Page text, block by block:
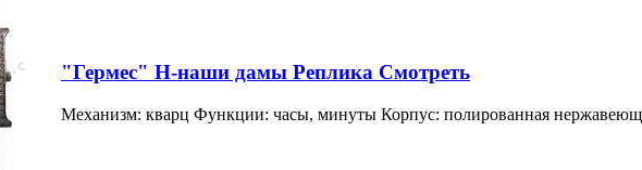
"Гермес" H-наши дамы Реплика Смотреть
Механизм: кварц Функции: часы, минуты Корпус: полированная